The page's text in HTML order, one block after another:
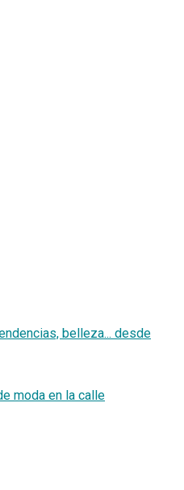
belleza... desde
moda en la calle